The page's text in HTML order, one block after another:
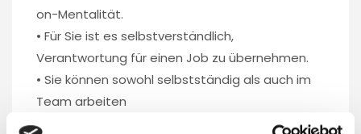
on-Mentalität.
• Für Sie ist es selbstverständlich,
Verantwortung für einen Job zu übernehmen.
• Sie können sowohl selbstständig als auch im
Team arbeiten